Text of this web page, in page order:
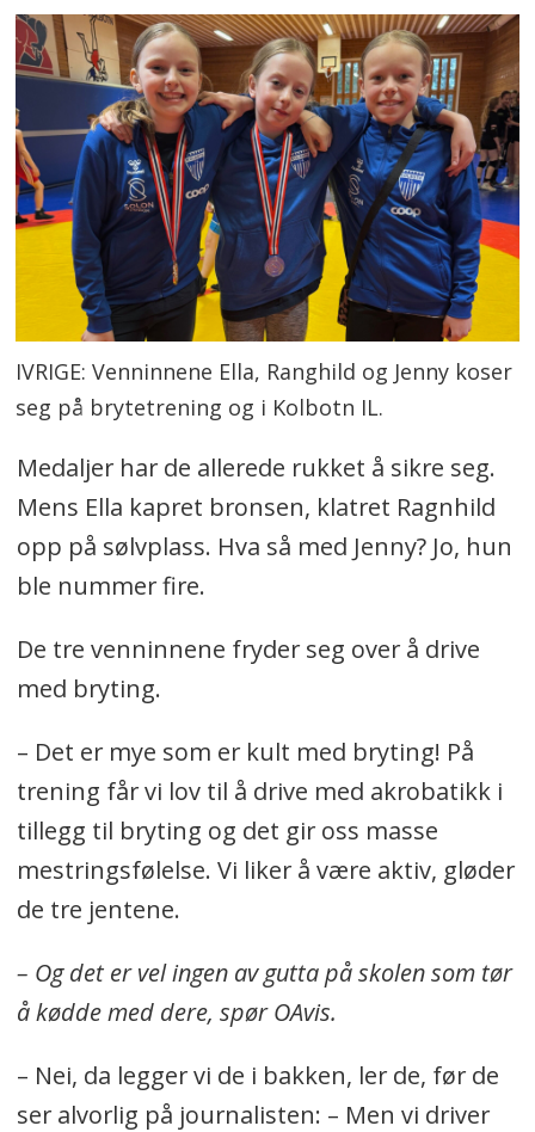
IVRIGE: Venninnene Ella, Ranghild og Jenny koser
seg på brytetrening og i Kolbotn IL.
Medaljer har de allerede rukket å sikre seg.
Mens Ella kapret bronsen, klatret Ragnhild
opp på sølvplass. Hva så med Jenny? Jo, hun
ble nummer fire.
De tre venninnene fryder seg over å drive
med bryting.
– Det er mye som er kult med bryting! På
trening får vi lov til å drive med akrobatikk i
tillegg til bryting og det gir oss masse
mestringsfølelse. Vi liker å være aktiv, gløder
de tre jentene.
– Og det er vel ingen av gutta på skolen som tør
å kødde med dere, spør OAvis.
– Nei, da legger vi de i bakken, ler de, før de
ser alvorlig på journalisten: – Men vi driver